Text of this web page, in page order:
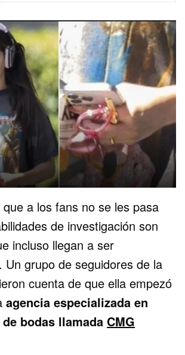
a los fans no se les pasa
de investigación son
incluso llegan a ser
Un grupo de seguidores de la
cuenta de que ella empezó
agencia especializada en
bodas llamada CMG